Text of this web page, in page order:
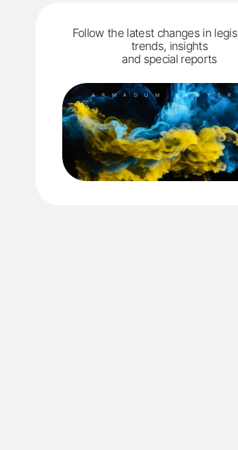
Follow the latest changes in
trends, insights
and special reports
ARMADUM